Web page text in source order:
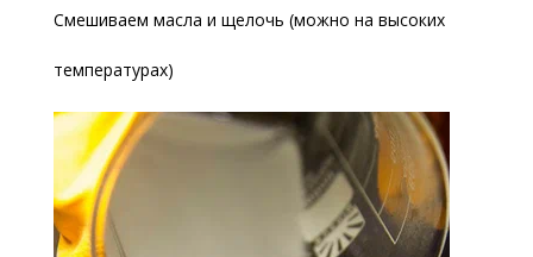
Смешиваем масла и щелочь (можно на высоких
температурах)